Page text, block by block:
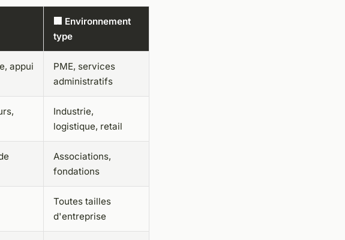
🏢 Environnement
type
appui
PME, services
administratifs
Industrie,
logistique, retail
Associations,
fondations
Toutes tailles
d'entreprise